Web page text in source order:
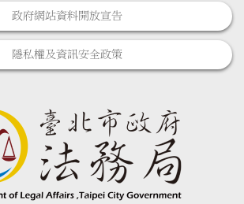
政府網站資料開放宣告
隱私權及資訊安全政策